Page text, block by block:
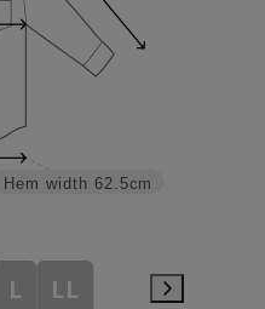
Hem width 62.5cm
L LL